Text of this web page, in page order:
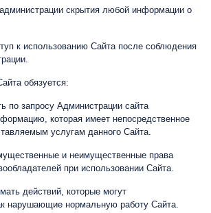
скрытия любой информации о
к использованию Сайта после соблюдения
обязуется:
по запросу Администрации сайта
которая имеет непосредственное
услугам данного Сайта.
и неимущественные права
при использовании Сайта.
действий, которые могут
нарушающие нормальную работу Сайта.